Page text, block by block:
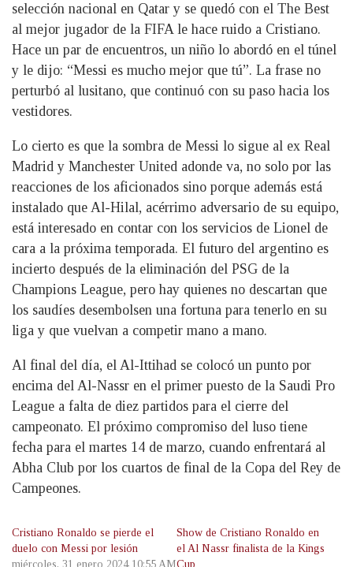
selección nacional en Qatar y se quedó con el The Best
al mejor jugador de la FIFA le hace ruido a Cristiano.
Hace un par de encuentros, un niño lo abordó en el túnel
y le dijo: “Messi es mucho mejor que tú”. La frase no
perturbó al lusitano, que continuó con su paso hacia los
vestidores.
Lo cierto es que la sombra de Messi lo sigue al ex Real
Madrid y Manchester United adonde va, no solo por las
reacciones de los aficionados sino porque además está
instalado que Al-Hilal, acérrimo adversario de su equipo,
está interesado en contar con los servicios de Lionel de
cara a la próxima temporada. El futuro del argentino es
incierto después de la eliminación del PSG de la
Champions League, pero hay quienes no descartan que
los saudíes desembolsen una fortuna para tenerlo en su
liga y que vuelvan a competir mano a mano.
Al final del día, el Al-Ittihad se colocó un punto por
encima del Al-Nassr en el primer puesto de la Saudi Pro
League a falta de diez partidos para el cierre del
campeonato. El próximo compromiso del luso tiene
fecha para el martes 14 de marzo, cuando enfrentará al
Abha Club por los cuartos de final de la Copa del Rey de
Campeones.
Cristiano Ronaldo se pierde el
duelo con Messi por lesión
miércoles, 31 enero 2024 10:55 AM
Show de Cristiano Ronaldo en
el Al Nassr finalista de la Kings
Cup